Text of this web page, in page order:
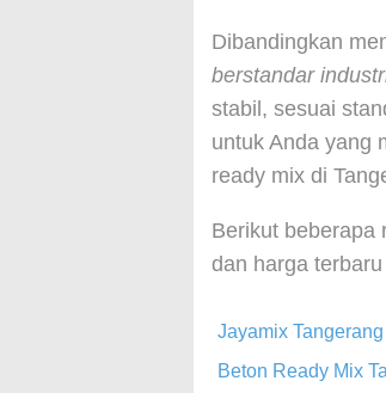
Dibandingkan
berstandar
stabil, sesuai
untuk Anda yang
ready mix di
Berikut beberapa
dan harga
Jayamix Tangerang
Beton Ready Mix